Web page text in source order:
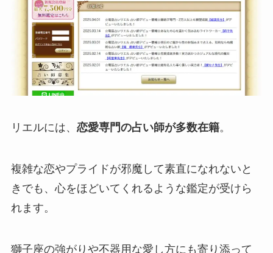
リエルには、 恋愛専門の占い師が多数在籍。
複雑な恋やプライドが邪魔して素直になれないと
きでも、心をほどいてくれるような鑑定が受けら
れます。
獅子座の強がりや不器用な愛し方にも寄り添って